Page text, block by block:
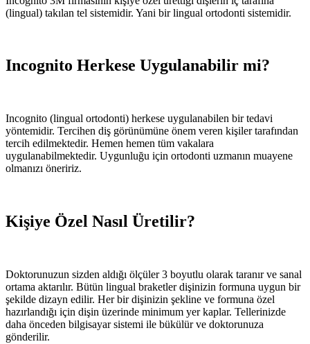
(lingual) takılan tel sistemidir. Yani bir lingual ortodonti sistemidir.
Incognito Herkese Uygulanabilir mi?
Incognito (lingual ortodonti) herkese uygulanabilen bir tedavi
yöntemidir. Tercihen diş görünümüne önem veren kişiler tarafından
tercih edilmektedir. Hemen hemen tüm vakalara
uygulanabilmektedir. Uygunluğu için ortodonti uzmanın muayene
olmanızı öneririz.
Kişiye Özel Nasıl Üretilir?
Doktorunuzun sizden aldığı ölçüler 3 boyutlu olarak taranır ve sanal
ortama aktarılır. Bütün lingual braketler dişinizin formuna uygun bir
şekilde dizayn edilir. Her bir dişinizin şekline ve formuna özel
hazırlandığı için dişin üzerinde minimum yer kaplar. Tellerinizde
daha önceden bilgisayar sistemi ile bükülür ve doktorunuza
gönderilir.